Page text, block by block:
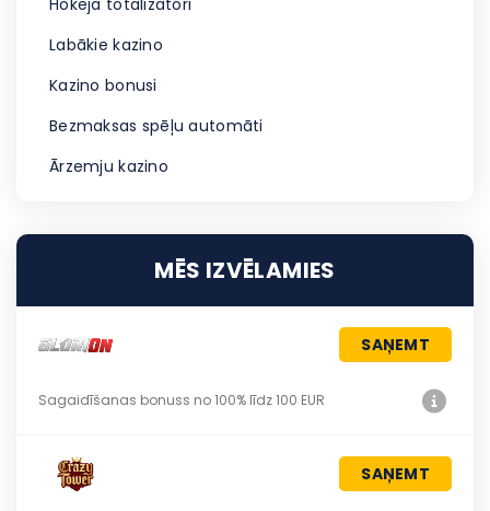
Hokeja totalizatori
Labākie kazino
Kazino bonusi
Bezmaksas spēļu automāti
Ārzemju kazino
MĒS IZVĒLAMIES
SAŅEMT
Sagaidīšanas bonuss no 100% līdz 100 EUR
SAŅEMT